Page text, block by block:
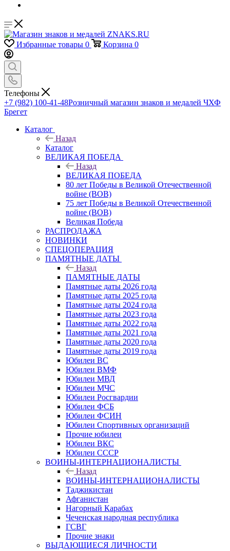
Избранные товары 0 Корзина 0
Телефоны
+7 (982) 100-41-48Розничный магазин знаков и медалей ЧХФ
Брегет
Каталог
Назад
Каталог
ВЕЛИКАЯ ПОБЕДА
Назад
ВЕЛИКАЯ ПОБЕДА
80 лет Победы в Великой Отечественной
войне (ВОВ)
75 лет Победы в Великой Отечественной
войне (ВОВ)
Великая Победа
РАСПРОДАЖА
НОВИНКИ
СПЕЦОПЕРАЦИЯ
ПАМЯТНЫЕ ДАТЫ
Назад
ПАМЯТНЫЕ ДАТЫ
Памятные даты 2026 года
Памятные даты 2025 года
Памятные даты 2024 года
Памятные даты 2023 года
Памятные даты 2022 года
Памятные даты 2021 года
Памятные даты 2020 года
Памятные даты 2019 года
Юбилеи ВС
Юбилеи ВМФ
Юбилеи МВД
Юбилеи МЧС
Юбилеи Росгвардии
Юбилеи ФСБ
Юбилеи ФСИН
Юбилеи Спортивных организаций
Прочие юбилеи
Юбилеи ВКС
Юбилеи СССР
ВОИНЫ-ИНТЕРНАЦИОНАЛИСТЫ
Назад
ВОИНЫ-ИНТЕРНАЦИОНАЛИСТЫ
Таджикистан
Афганистан
Нагорный Карабах
Чеченская народная республика
ГСВГ
Прочие знаки
ВЫДАЮЩИЕСЯ ЛИЧНОСТИ